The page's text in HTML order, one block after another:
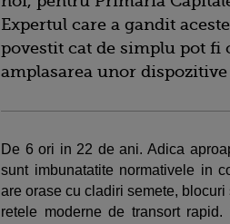
Expertul care a gandit
povestit cat de simplu pot
amplasarea unor dispozitive
De 6 ori in 22 de ani. Adica
sunt imbunatatite normativele in
are orase cu cladiri semete,
retele moderne de transort